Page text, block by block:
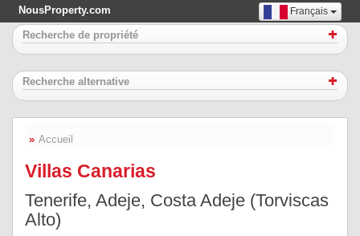
NousProperty.com Français
Recherche de propriété
Recherche alternative
Accueil
Villas Canarias
Tenerife, Adeje, Costa Adeje (Torviscas
Alto)